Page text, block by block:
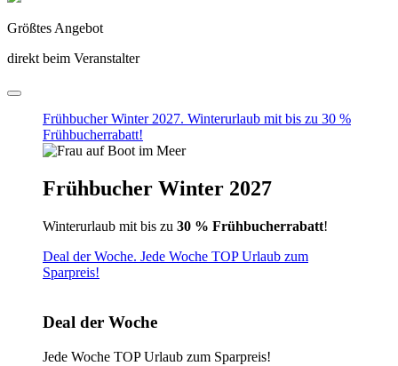
Größtes Angebot
direkt beim Veranstalter
Frühbucher Winter 2027. Winterurlaub mit bis zu 30 %
Frühbucherrabatt!
Frühbucher Winter 2027
Winterurlaub mit bis zu 30 % Frühbucherrabatt!
Deal der Woche. Jede Woche TOP Urlaub zum
Sparpreis!
Deal der Woche
Jede Woche TOP Urlaub zum Sparpreis!